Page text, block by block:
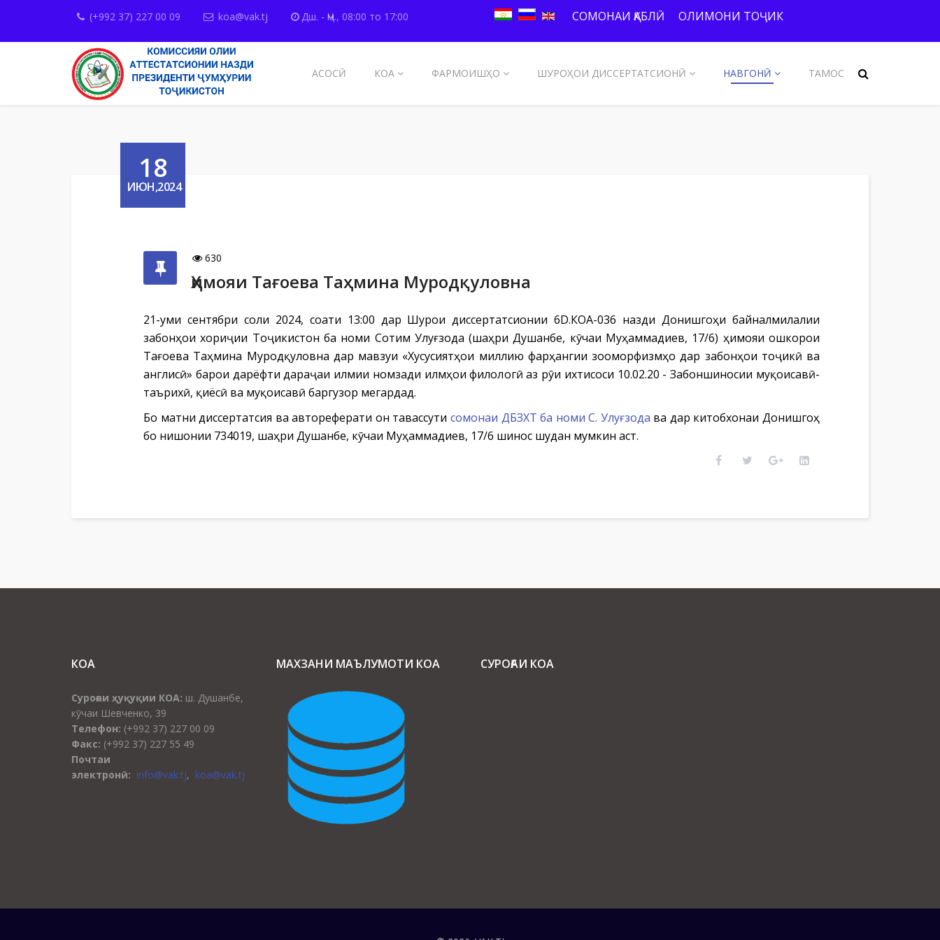
(+992 37) 227 00 09 koa@vak.tj Дш. - Ҷм., 08:00 то 17:00 СОМОНАИ ҚАБЛӢ ОЛИМОНИ ТОҶИК
АСОСӢ КОА ФАРМОИШҲО ШУРОҲОИ ДИССЕРТАТСИОНӢ НАВГОНӢ ТАМОС
18
ИЮН,2024
630
Ҳимояи Тағоева Таҳмина Муродқуловна
21-уми сентябри соли 2024, соати 13:00 дар Шурои диссертатсионии 6D.КОА-036 назди Донишгоҳи байналмилалии
забонҳои хориҷии Тоҷикистон ба номи Сотим Улуғзода (шаҳри Душанбе, кӯчаи Муҳаммадиев, 17/6) ҳимояи ошкорои
Тағоева Таҳмина Муродқуловна дар мавзуи «Хусусиятҳои миллию фарҳангии зооморфизмҳо дар забонҳои тоҷикӣ ва
англисӣ» барои дарёфти дараҷаи илмии номзади илмҳои филологӣ аз рӯи ихтисоси 10.02.20 - Забоншиносии муқоисавӣ-
таърихӣ, қиёсӣ ва муқоисавӣ баргузор мегардад.
Бо матни диссертатсия ва автореферати он тавассути сомонаи ДБЗХТ ба номи С. Улуғзода ва дар китобхонаи Донишгоҳ
бо нишонии 734019, шаҳри Душанбе, кӯчаи Муҳаммадиев, 17/6 шинос шудан мумкин аст.
КОА
Суроғаи ҳуқуқии КОА: ш. Душанбе,
кӯчаи Шевченко, 39
Телефон: (+992 37) 227 00 09
Факс: (+992 37) 227 55 49
Почтаи
электронӣ: info@vak.tj, koa@vak.tj
МАХЗАНИ МАЪЛУМОТИ КОА СУРОҒАИ КОА